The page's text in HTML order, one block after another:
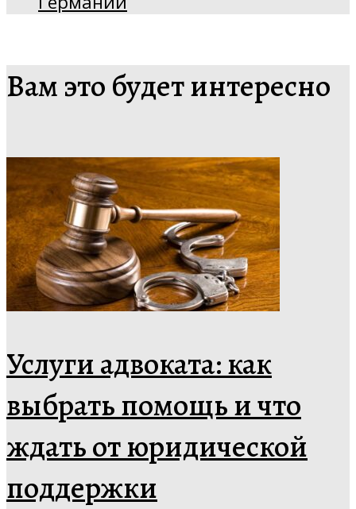
Вам это будет интересно
Услуги адвоката: как
выбрать помощь и что
ждать от юридической
поддержки